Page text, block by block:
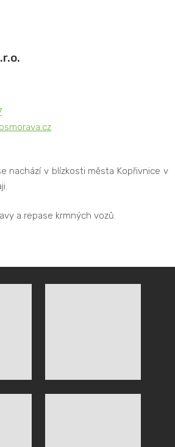
nachází v blízkosti města Kopřivnice v
a repase krmných vozů.